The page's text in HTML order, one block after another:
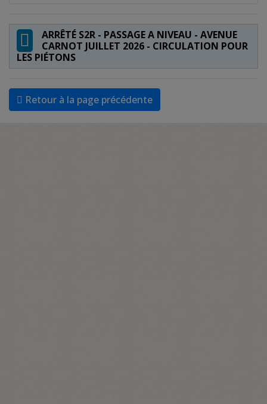
ARRÊTÉ S2R - PASSAGE A NIVEAU - AVENUE
CARNOT JUILLET 2026 - CIRCULATION POUR
LES PIÉTONS
Retour à la page précédente